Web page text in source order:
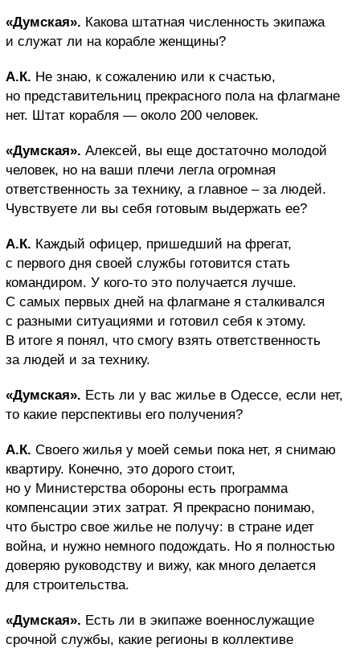
«Думская». Какова штатная численность экипажа
и служат ли на корабле женщины?
А.К. Не знаю, к сожалению или к счастью,
но представительниц прекрасного пола на флагмане
нет. Штат корабля — около 200 человек.
«Думская». Алексей, вы еще достаточно молодой
человек, но на ваши плечи легла огромная
ответственность за технику, а главное – за людей.
Чувствуете ли вы себя готовым выдержать ее?
А.К. Каждый офицер, пришедший на фрегат,
с первого дня своей службы готовится стать
командиром. У кого-то это получается лучше.
С самых первых дней на флагмане я сталкивался
с разными ситуациями и готовил себя к этому.
В итоге я понял, что смогу взять ответственность
за людей и за технику.
«Думская». Есть ли у вас жилье в Одессе, если нет,
то какие перспективы его получения?
А.К. Своего жилья у моей семьи пока нет, я снимаю
квартиру. Конечно, это дорого стоит,
но у Министерства обороны есть программа
компенсации этих затрат. Я прекрасно понимаю,
что быстро свое жилье не получу: в стране идет
война, и нужно немного подождать. Но я полностью
доверяю руководству и вижу, как много делается
для строительства.
«Думская». Есть ли в экипаже военнослужащие
срочной службы, какие регионы в коллективе